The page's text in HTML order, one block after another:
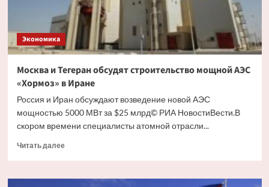
рынка
Экономика
Москва и Тегеран обсудят строительство мощной АЭС
«Хормоз» в Иране
Россия и Иран обсуждают возведение новой АЭС
мощностью 5000 МВт за $25 млрд© РИА НовостиВести.В
скором времени специалисты атомной отрасли...
Читать далееПрочитать
Москва